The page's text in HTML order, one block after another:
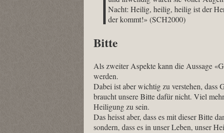
Nacht: Heilig, heilig, heilig ist der
der kommt!»‭ (SCH2000)
Bitte
Als zweiter Aspekte kann die Aussage
werden.
Dabei ist aber wichtig zu verstehen,
braucht unsere Bitte dafür nicht. Viel
Heiligung zu sein.
Das heisst aber, dass es mit dieser Bitte
sondern, dass es in unser Leben, unser